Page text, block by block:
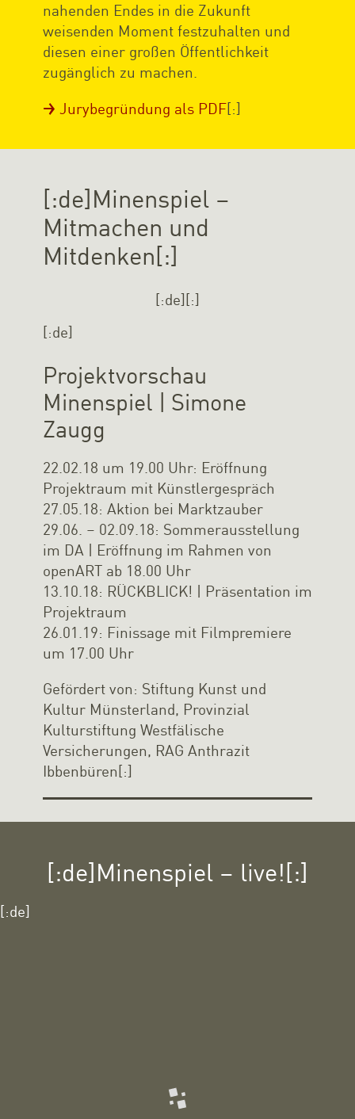
nahenden Endes in die Zukunft
weisenden Moment festzuhalten und
diesen einer großen Öffentlichkeit
zugänglich zu machen.
Jurybegründung als PDF[:]
[:de]Minenspiel –
Mitmachen und
Mitdenken[:]
[:de][:]
[:de]
Projektvorschau
Minenspiel | Simone
Zaugg
22.02.18 um 19.00 Uhr: Eröffnung
Projektraum mit Künstlergespräch
27.05.18: Aktion bei Marktzauber
29.06. – 02.09.18: Sommerausstellung
im DA | Eröffnung im Rahmen von
openART ab 18.00 Uhr
13.10.18: RÜCKBLICK! | Präsentation im
Projektraum
26.01.19: Finissage mit Filmpremiere
um 17.00 Uhr
Gefördert von: Stiftung Kunst und
Kultur Münsterland, Provinzial
Kulturstiftung Westfälische
Versicherungen, RAG Anthrazit
Ibbenbüren[:]
[:de]Minenspiel – live![:]
[:de]